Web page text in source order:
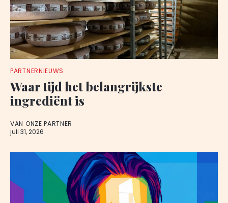
PARTNERNIEUWS
Waar tijd het belangrijkste
ingrediënt is
VAN ONZE PARTNER
juli 31, 2026